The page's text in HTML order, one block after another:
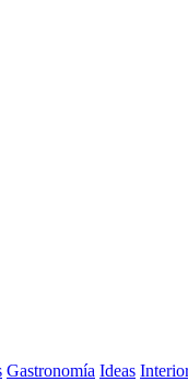
Gastronomía Ideas